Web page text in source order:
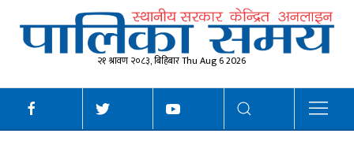
२१ श्रावण २०८३, बिहिबार Thu Aug 6 2026